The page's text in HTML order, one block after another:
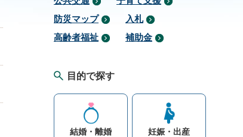
防災マップ
入札
高齢者福祉
補助金
目的で探す
結婚・離婚 妊娠・出産